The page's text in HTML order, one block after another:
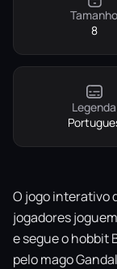
Tamanho
8
Legenda
O jogo interativo
jogadores
e segue o hobbit
pelo mago